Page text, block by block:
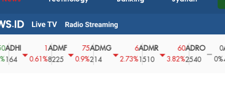
0.61%
ADMF
8225
75
0.9%
ADMG
214
2.73%
ADMR
1510
60
3.82%
ADRO
2540
0
0%
AEGS